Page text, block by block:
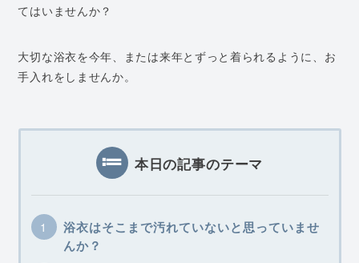
てはいませんか？
大切な浴衣を今年、または来年とずっと着られるように、お
手入れをしませんか。
本日の記事のテーマ
浴衣はそこまで汚れていないと思っていませ
んか？